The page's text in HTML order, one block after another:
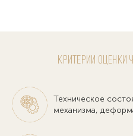
Критерии оценки
Техническое
механизма,